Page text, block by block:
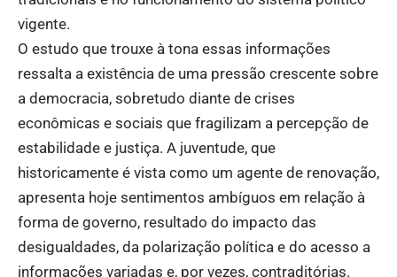
vigente.
O estudo que trouxe à tona essas informações
ressalta a existência de uma pressão crescente sobre
a democracia, sobretudo diante de crises
econômicas e sociais que fragilizam a percepção de
estabilidade e justiça. A juventude, que
historicamente é vista como um agente de renovação,
apresenta hoje sentimentos ambíguos em relação à
forma de governo, resultado do impacto das
desigualdades, da polarização política e do acesso a
informações variadas e, por vezes, contraditórias.